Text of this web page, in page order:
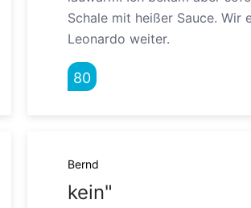
Schale mit heißer Sauce. Wir
Leonardo weiter.
80
Bernd
kein"